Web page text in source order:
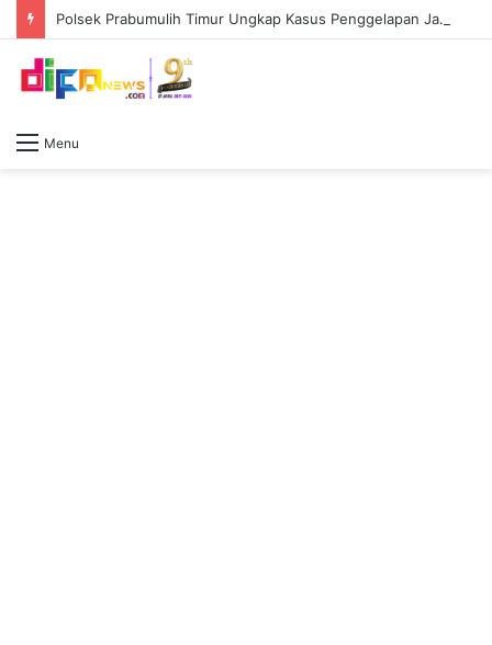
Polsek Prabumulih Timur Ungkap Kasus Penggelapan Jabatan, Eks Kasir Alfamart Diciduk
Menu